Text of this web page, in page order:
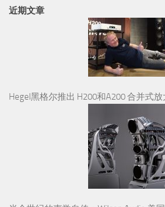
近期文章
Hegel黑格尔推出 H200和A200 合并式放